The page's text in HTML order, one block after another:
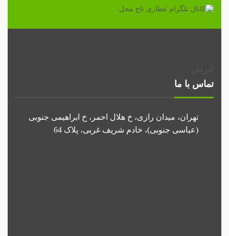
تماس با ما
تهران، میدان رازی، خ هلال احمر، خ ابراهیمی جنوبی
(عباسی جنوبی)، خادم شریف غربی، پلاک 64